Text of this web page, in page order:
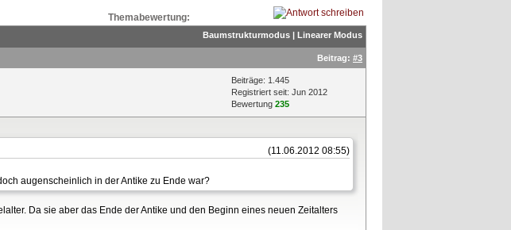
Themabewertung:
Baumstrukturmodus | Linearer Modus
Beitrag: #3
Beiträge: 1.445
Registriert seit: Jun 2012
Bewertung 235
(11.06.2012 08:55)
augenscheinlich in der Antike zu Ende war?
Da sie aber das Ende der Antike und den Beginn eines neuen Zeitalters